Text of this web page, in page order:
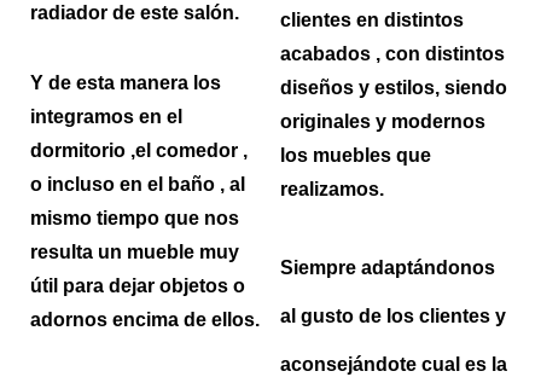
radiador de este salón.
Y de esta manera los
integramos en el
dormitorio ,el comedor ,
o incluso en el baño , al
mismo tiempo que nos
resulta un mueble muy
útil para dejar objetos o
adornos encima de ellos.
clientes en distintos
acabados , con distintos
diseños y estilos, siendo
originales y modernos
los muebles que
realizamos.
Siempre adaptándonos
al gusto de los clientes y
aconsejándote cual es la